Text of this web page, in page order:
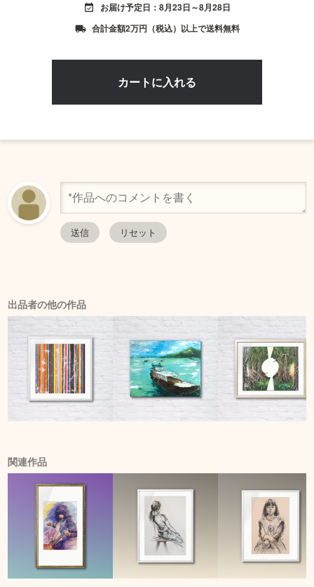
event_available お届け予定日：8月23日～8月28日
local_shipping 合計金額2万円（税込）以上で送料無料
出品者の他の作品
関連作品